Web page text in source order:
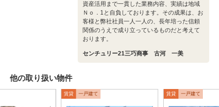
資産活用まで一貫した業務内容、実績は地域
Ｎｏ．1と自負しております。その成果は、お
客様と弊社社員一人一人の、長年培った信頼
関係のうえで成り立っているものだと考えて
おります。
センチュリー21三巧商事 古河 一美
他の取り扱い物件
賃貸 一戸建て 賃貸 一戸建て